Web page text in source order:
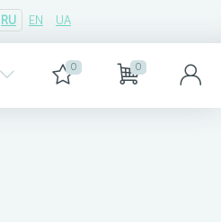
RU EN UA
0 0